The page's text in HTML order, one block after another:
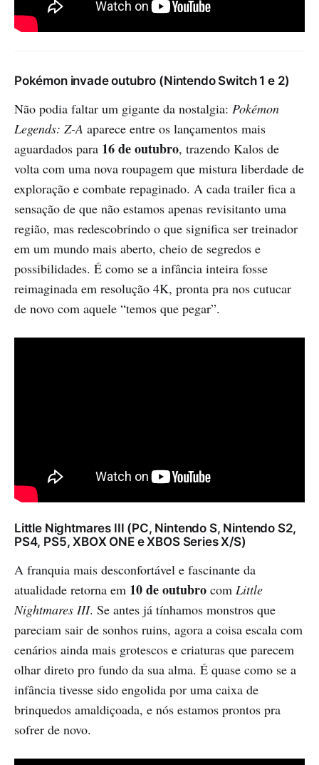
Pokémon invade outubro (Nintendo Switch 1 e 2)
Não podia faltar um gigante da nostalgia: Pokémon
Legends: Z-A aparece entre os lançamentos mais
aguardados para 16 de outubro, trazendo Kalos de
volta com uma nova roupagem que mistura liberdade de
exploração e combate repaginado. A cada trailer fica a
sensação de que não estamos apenas revisitanto uma
região, mas redescobrindo o que significa ser treinador
em um mundo mais aberto, cheio de segredos e
possibilidades. É como se a infância inteira fosse
reimaginada em resolução 4K, pronta pra nos cutucar
de novo com aquele “temos que pegar”.
Little Nightmares III (PC, Nintendo S, Nintendo S2,
PS4, PS5, XBOX ONE e XBOS Series X/S)
A franquia mais desconfortável e fascinante da
atualidade retorna em 10 de outubro com Little
Nightmares III. Se antes já tínhamos monstros que
pareciam sair de sonhos ruins, agora a coisa escala com
cenários ainda mais grotescos e criaturas que parecem
olhar direto pro fundo da sua alma. É quase como se a
infância tivesse sido engolida por uma caixa de
brinquedos amaldiçoada, e nós estamos prontos pra
sofrer de novo.